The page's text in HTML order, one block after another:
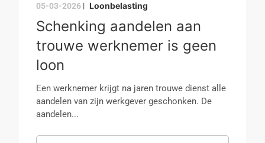
05-03-2026 | Loonbelasting
Schenking aandelen aan
trouwe werknemer is geen
loon
Een werknemer krijgt na jaren trouwe dienst alle
aandelen van zijn werkgever geschonken. De
aandelen...